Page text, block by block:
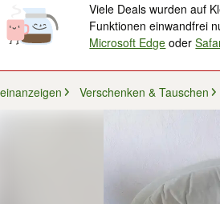
Viele Deals wurden auf
Funktionen einwandfrei
Microsoft Edge oder
Verschenken & Tauschen